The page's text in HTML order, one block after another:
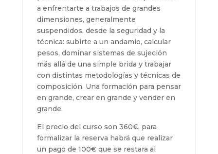
a enfrentarte a trabajos de grandes
dimensiones, generalmente
suspendidos, desde la seguridad y la
técnica: subirte a un andamio, calcular
pesos, dominar sistemas de sujeción
más allá de una simple brida y trabajar
con distintas metodologías y técnicas de
composición. Una formación para pensar
en grande, crear en grande y vender en
grande.
El precio del curso son 360€, para
formalizar la reserva habrá que realizar
un pago de 100€ que se restara al